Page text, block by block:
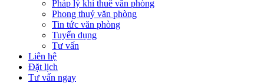
Pháp lý khi thuê văn phòng
Phong thuỷ văn phòng
Tin tức văn phòng
Tuyển dụng
Tư vấn
Liên hệ
Đặt lịch
Tư vấn ngay